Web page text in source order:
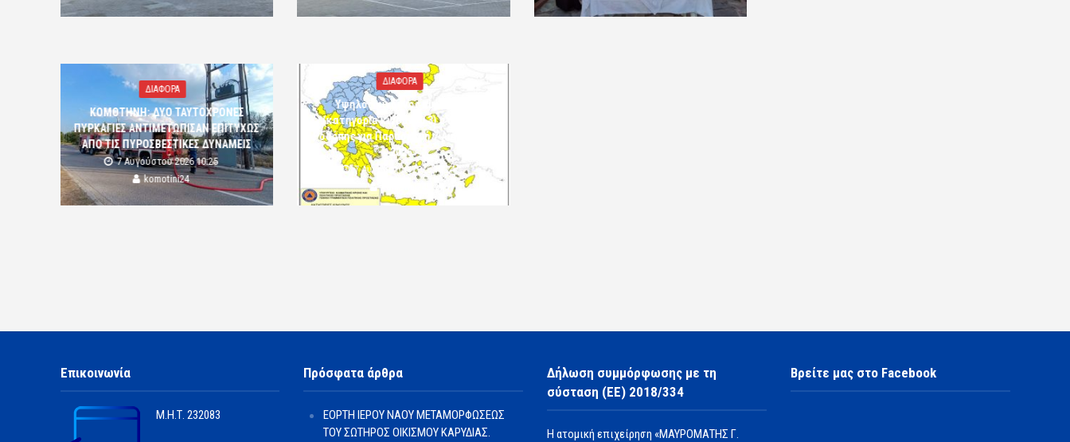
ΔΙΑΦΟΡΑ
ΚΟΜΟΤΗΝΗ: ΔΥΟ ΤΑΥΤΟΧΡΟΝΕΣ
ΠΥΡΚΑΓΙΕΣ ΑΝΤΙΜΕΤΩΠΙΣΑΝ ΕΠΙΤΥΧΩΣ
ΑΠΟ ΤΙΣ ΠΥΡΟΣΒΕΣΤΙΚΕΣ ΔΥΝΑΜΕΙΣ
7 Αυγούστου 2026 10:25
komotini24
ΔΙΑΦΟΡΑ
Υψηλός κίνδυνος πυρκαγιάς
(κατηγορία κινδύνου 3) στην Π.Ε.
Ροδόπης για Παρασκευή 7 Αυγούστου
2026»
7 Αυγούστου 2026 10:24
Επικοινωνία
Μ.Η.Τ. 232083
Πρόσφατα άρθρα
ΕΟΡΤΗ ΙΕΡΟΥ ΝΑΟΥ ΜΕΤΑΜΟΡΦΩΣΕΩΣ
ΤΟΥ ΣΩΤΗΡΟΣ ΟΙΚΙΣΜΟΥ ΚΑΡΥΔΙΑΣ.
Δήλωση συμμόρφωσης με τη
σύσταση (ΕΕ) 2018/334
Η ατομική επιχείρηση «ΜΑΥΡΟΜΑΤΗΣ Γ.
Βρείτε μας στο Facebook